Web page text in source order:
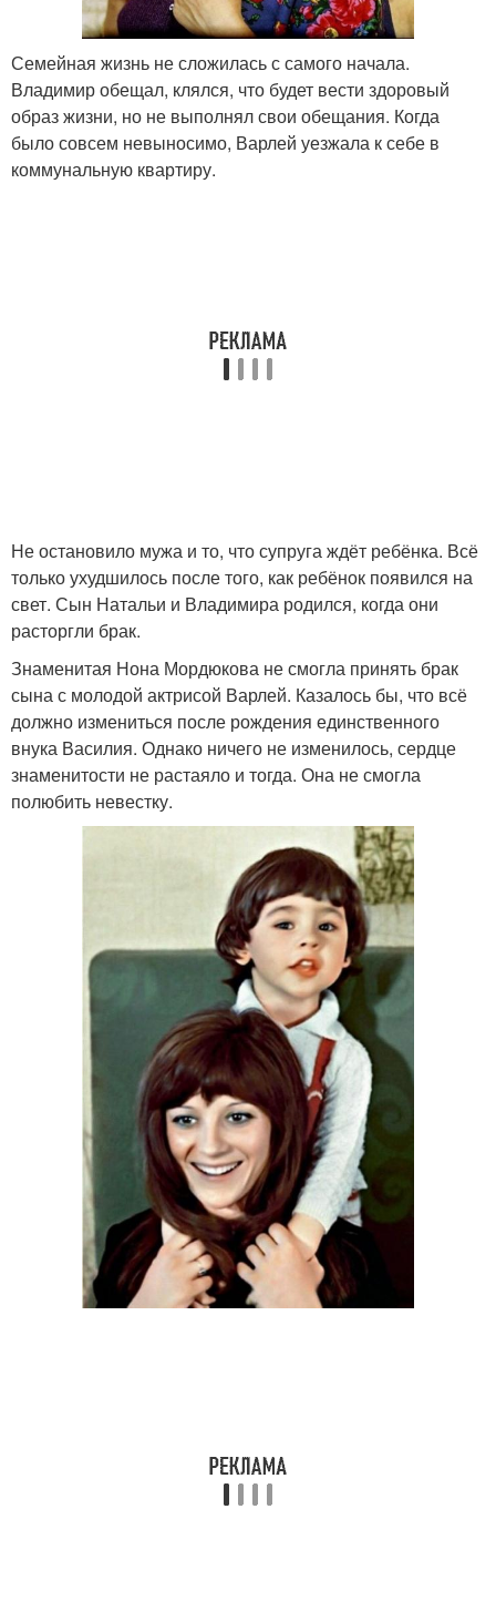
Семейная жизнь не сложилась с самого начала.
Владимир обещал, клялся, что будет вести здоровый
образ жизни, но не выполнял свои обещания. Когда
было совсем невыносимо, Варлей уезжала к себе в
коммунальную квартиру.
Не остановило мужа и то, что супруга ждёт ребёнка. Всё
только ухудшилось после того, как ребёнок появился на
свет. Сын Натальи и Владимира родился, когда они
расторгли брак.
Знаменитая Нона Мордюкова не смогла принять брак
сына с молодой актрисой Варлей. Казалось бы, что всё
должно измениться после рождения единственного
внука Василия. Однако ничего не изменилось, сердце
знаменитости не растаяло и тогда. Она не смогла
полюбить невестку.